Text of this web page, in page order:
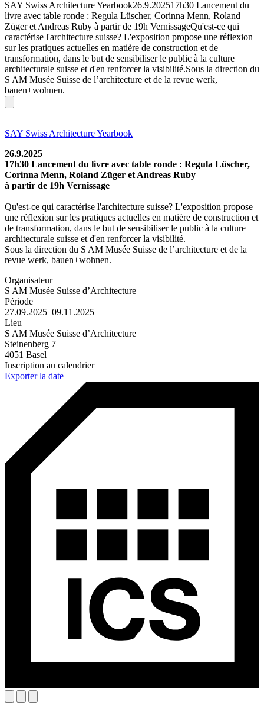
SAY Swiss Architecture Yearbook26.9.202517h30 Lancement du
livre avec table ronde : Regula Lüscher, Corinna Menn, Roland
Züger et Andreas Ruby à partir de 19h VernissageQu'est-ce qui
caractérise l'architecture suisse? L'exposition propose une réflexion
sur les pratiques actuelles en matière de construction et de
transformation, dans le but de sensibiliser le public à la culture
architecturale suisse et d'en renforcer la visibilité.Sous la direction du
S AM Musée Suisse de l’architecture et de la revue werk,
bauen+wohnen.
SAY Swiss Architecture Yearbook
26.9.2025
17h30 Lancement du livre avec table ronde : Regula Lüscher,
Corinna Menn, Roland Züger et Andreas Ruby
à partir de 19h Vernissage
Qu'est-ce qui caractérise l'architecture suisse? L'exposition propose
une réflexion sur les pratiques actuelles en matière de construction et
de transformation, dans le but de sensibiliser le public à la culture
architecturale suisse et d'en renforcer la visibilité.
Sous la direction du S AM Musée Suisse de l’architecture et de la
revue werk, bauen+wohnen.
Organisateur
S AM Musée Suisse d’Architecture
Période
27.09.2025–09.11.2025
Lieu
S AM Musée Suisse d’Architecture
Steinenberg 7
4051 Basel
Inscription au calendrier
Exporter la date